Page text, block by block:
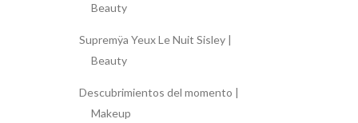
Beauty
Supremÿa Yeux Le Nuit Sisley |
Beauty
Descubrimientos del momento |
Makeup